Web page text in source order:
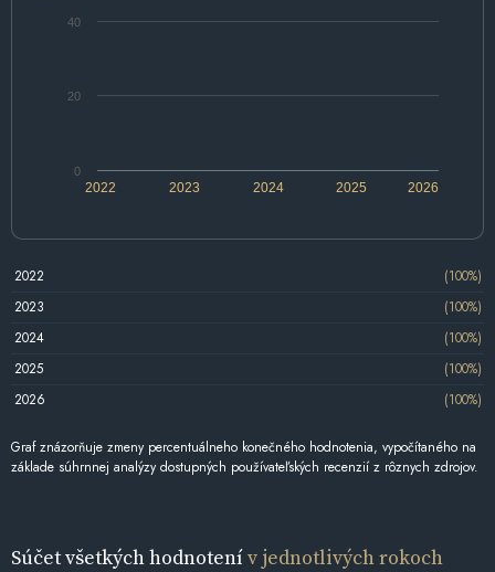
2022 2024 2026
2023 2025
0
20
40
2022
(100%)
2023
(100%)
2024
(100%)
2025
(100%)
2026
(100%)
Graf znázorňuje zmeny percentuálneho konečného hodnotenia, vypočítaného na
základe súhrnnej analýzy dostupných používateľských recenzií z rôznych zdrojov.
Súčet všetkých hodnotenív jednotlivých rokoch